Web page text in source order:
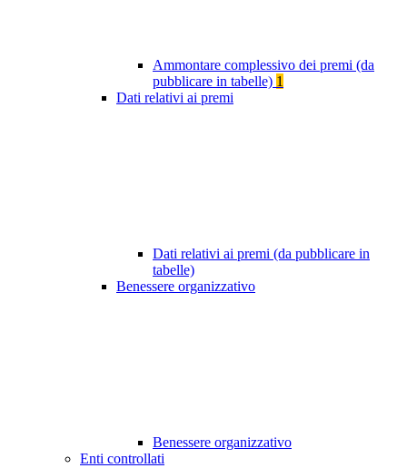
Ammontare complessivo dei premi (da
pubblicare in tabelle) 1
Dati relativi ai premi
Dati relativi ai premi (da pubblicare in
tabelle)
Benessere organizzativo
Benessere organizzativo
Enti controllati